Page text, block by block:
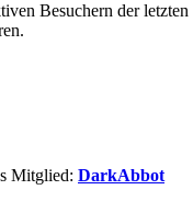
Besuchern der
Mitglied: DarkAbbot